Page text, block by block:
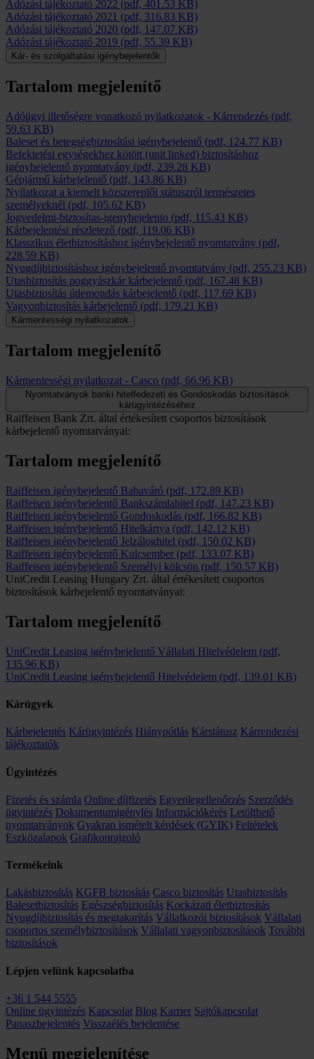
Adózási tájékoztató 2022 (pdf, 401.53 KB)
Adózási tájékoztató 2021 (pdf, 316.83 KB)
Adózási tájékoztató 2020 (pdf, 147.07 KB)
Adózási tájékoztató 2019 (pdf, 55.39 KB)
Kár- és szolgáltatási igénybejelentők
Tartalom megjelenítő
Adóügyi illetőségre vonatkozó nyilatkozatok - Kárrendezés (pdf,
59.63 KB)
Baleset és betegségbiztosítási igénybejelentő (pdf, 124.77 KB)
Befektetési egységekhez kötött (unit linked) biztosításhoz
igénybejelentő nyomtatvány (pdf, 239.28 KB)
Gépjármű kárbejelentő (pdf, 143.86 KB)
Nyilatkozat a kiemelt közszereplői státuszról természetes
személyeknél (pdf, 105.62 KB)
Jogvedelmi-biztosítas-igenybejelento (pdf, 115.43 KB)
Kárbejelentési részletező (pdf, 119.06 KB)
Klasszikus életbiztosításhoz igénybejelentő nyomtatvány (pdf,
228.59 KB)
Nyugdíjbiztosításhoz igénybejelentő nyomtatvány (pdf, 255.23 KB)
Utasbiztosítás poggyászkár kárbejelentő (pdf, 167.48 KB)
Utasbiztosítás útlemondás kárbejelentő (pdf, 117.69 KB)
Vagyonbiztosítás kárbejelentő (pdf, 179.21 KB)
Kármentességi nyilatkozatok
Tartalom megjelenítő
Kármentességi nyilatkozat - Casco (pdf, 66.96 KB)
Nyomtatványok banki hitelfedezeti és Gondoskodás biztosítások
kárügyintézéséhez
Raiffeisen Bank Zrt. által értékesített csoportos biztosítások
kárbejelentő nyomtatványai:
Tartalom megjelenítő
Raiffeisen igénybejelentő Babaváró (pdf, 172.89 KB)
Raiffeisen igénybejelentő Bankszámlahitel (pdf, 147.23 KB)
Raiffeisen igénybejelentő Gondoskodás (pdf, 166.82 KB)
Raiffeisen igénybejelentő Hitelkártya (pdf, 142.12 KB)
Raiffeisen igénybejelentő Jelzáloghitel (pdf, 150.02 KB)
Raiffeisen igénybejelentő Kulcsember (pdf, 133.07 KB)
Raiffeisen igénybejelentő Személyi kölcsön (pdf, 150.57 KB)
UniCredit Leasing Hungary Zrt. által értékesített csoportos
biztosítások kárbejelentő nyomtatványai:
Tartalom megjelenítő
UniCredit Leasing igénybejelentő Vállalati Hitelvédelem (pdf,
135.96 KB)
UniCredit Leasing igénybejelentő Hitelvédelem (pdf, 139.01 KB)
Kárügyek
Kárbejelentés Kárügyintézés Hiánypótlás Kárstátusz Kárrendezési
tájékoztatók
Ügyintézés
Fizetés és számla Online díjfizetés Egyenlegellenőrzés Szerződés
ügyintézés Dokumentumigénylés Információkérés Letölthető
nyomtatványok Gyakran ismételt kérdések (GYIK) Feltételek
Eszközalapok Grafikonrajzoló
Termékeink
Lakásbiztosítás KGFB biztosítás Casco biztosítás Utasbiztosítás
Balesetbiztosítás Egészségbiztosítás Kockázati életbiztosítás
Nyugdíjbiztosítás és megtakarítás Vállalkozói biztosítások Vállalati
csoportos személybiztosítások Vállalati vagyonbiztosítások További
biztosítások
Lépjen velünk kapcsolatba
+36 1 544 5555
Online ügyintézés Kapcsolat Blog Karrier Sajtókapcsolat
Panaszbejelentés Visszaélés bejelentése
Menü megjelenítése